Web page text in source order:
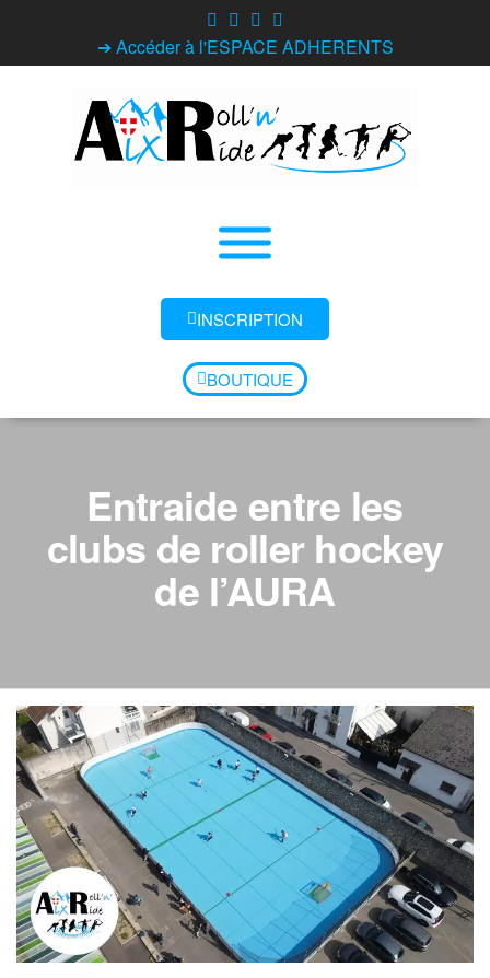
➔ Accéder à l'ESPACE ADHERENTS
INSCRIPTION
BOUTIQUE
Entraide entre les
clubs de roller hockey
de l’AURA